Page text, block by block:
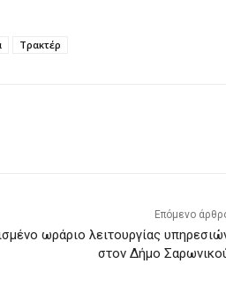
Τρακτέρ
Επόμενο
ωράριο λειτουργίας
στον Δήμο